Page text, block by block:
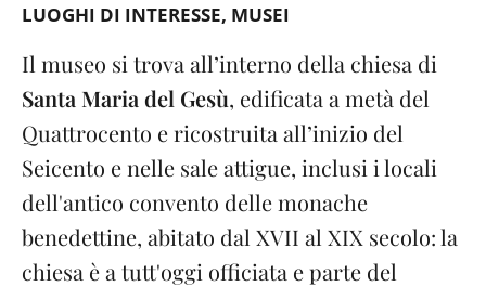
LUOGHI DI INTERESSE MUSEI
Il museo si trova all’interno della chiesa di
Santa Maria del Gesù, edificata a metà del
Quattrocento e ricostruita all’inizio del
Seicento e nelle sale attigue, inclusi i locali
dell'antico convento delle monache
benedettine, abitato dal XVII al XIX secolo: la
chiesa è a tutt'oggi officiata e parte del